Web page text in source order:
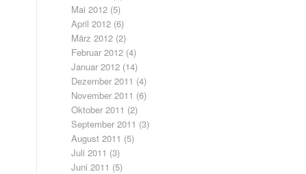
Mai 2012 (5)
April 2012 (6)
März 2012 (2)
Februar 2012 (4)
Januar 2012 (14)
Dezember 2011 (4)
November 2011 (6)
Oktober 2011 (2)
September 2011 (3)
August 2011 (5)
Juli 2011 (3)
Juni 2011 (5)